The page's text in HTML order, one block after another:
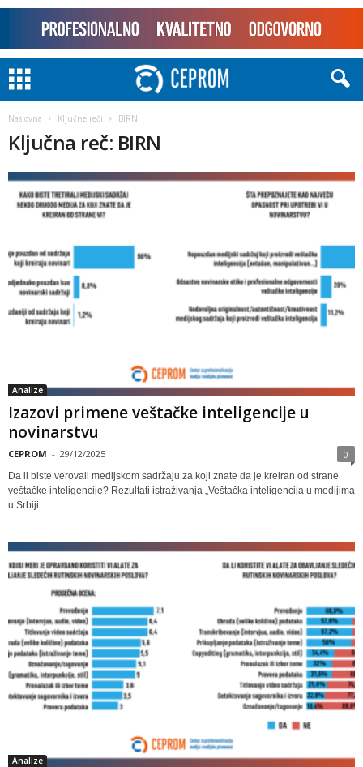
Naslovna Ključne reči BIRN
Ključna reč: BIRN
Analize
Izazovi primene veštačke inteligencije u
novinarstvu
CEPROM - 29/12/2025 0
Da li biste verovali medijskom sadržaju za koji znate da je kreiran od strane
veštačke inteligencije? Rezultati istraživanja „Veštačka inteligencija u medijima
u Srbiji...
Analize